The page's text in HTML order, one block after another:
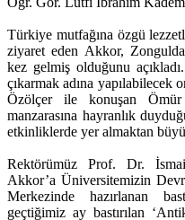
Türkiye mutfağına özgü
ziyaret eden Akkor,
kez gelmiş olduğunu
çıkarmak adına
Özölçer ile konuşan Ömür
manzarasına hayranlık
etkinliklerde yer almaktan
Rektörümüz Prof. Dr.
Akkor’a Üniversitemizin
Merkezinde hazırlanan
geçtiğimiz ay bastırılan